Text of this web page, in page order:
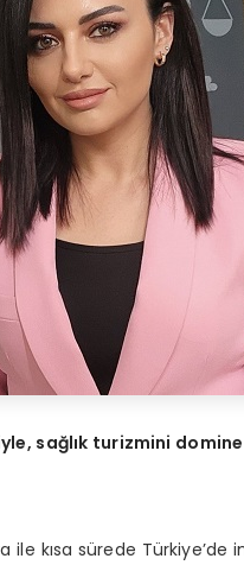
sağlık turizmini
ile kısa sürede